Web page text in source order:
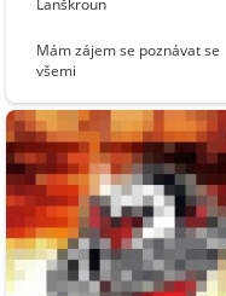
Lanškroun
Mám zájem se poznávat se
všemi